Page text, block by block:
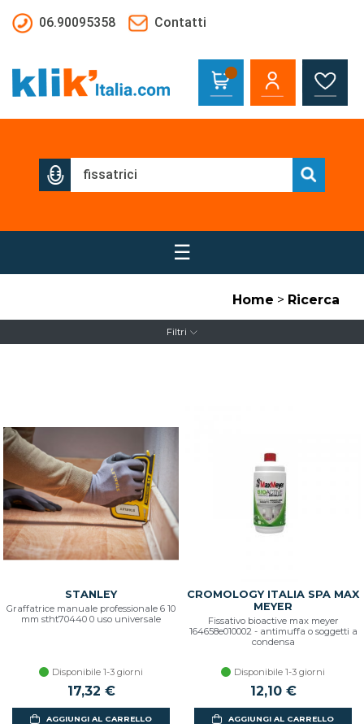
06.90095358
Contatti
☰
Home > Ricerca
Filtri
STANLEY
Graffatrice manuale professionale 6 10
mm stht70440 0 uso universale
Disponibile 1-3 giorni
17,32 €
AGGIUNGI AL CARRELLO
CROMOLOGY ITALIA SPA MAX
MEYER
Fissativo bioactive max meyer
164658e010002 - antimuffa o soggetti a
condensa
Disponibile 1-3 giorni
12,10 €
AGGIUNGI AL CARRELLO